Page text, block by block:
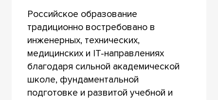
Российское образование
традиционно востребовано в
инженерных, технических,
медицинских и IT-направлениях
благодаря сильной академической
школе, фундаментальной
подготовке и развитой учебной и